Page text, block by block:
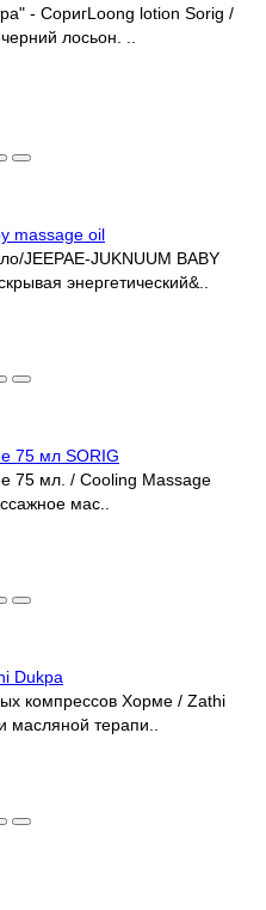
- СоригLoong lotion Sorig /
лосьон. ..
massage oil
JEEPAE-JUKNUUM BABY
энергетический&..
75 мл SORIG
75 мл. / Cooling Massage
мас..
Dukpa
компрессов Хорме / Zathi
терапи..